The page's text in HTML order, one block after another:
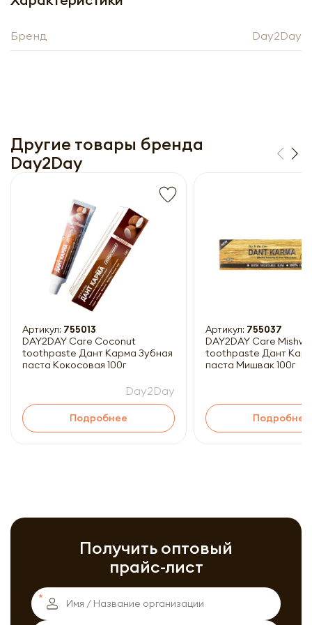
Бренд Day2Day
Другие товары бренда
Day2Day
Артикул: 755013
DAY2DAY Care Coconut
toothpaste Дант Карма Зубная
паста Кокосовая 100г
Day2Day
Подробнее
Артикул: 755037
DAY2DAY Care
toothpaste Дант
паста Мишвак 100г
Подробнее
Получить оптовый
прайс-лист
Получить прайс-лист
Обязательны к заполнению